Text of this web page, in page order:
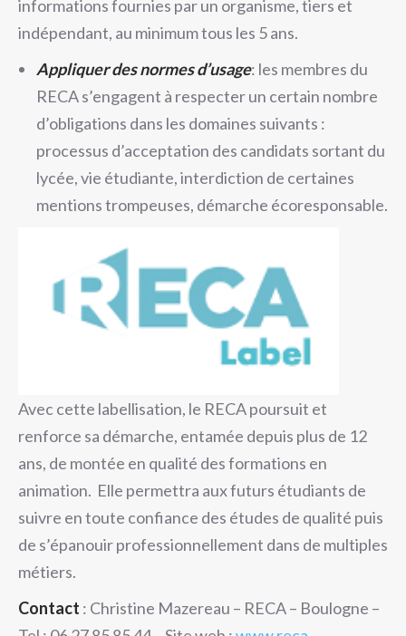
informations fournies par un organisme, tiers et
indépendant, au minimum tous les 5 ans.
Appliquer des normes d’usage: les membres du
RECA s’engagent à respecter un certain nombre
d’obligations dans les domaines suivants :
processus d’acceptation des candidats sortant du
lycée, vie étudiante, interdiction de certaines
mentions trompeuses, démarche écoresponsable.
Avec cette labellisation, le RECA poursuit et
renforce sa démarche, entamée depuis plus de 12
ans, de montée en qualité des formations en
animation. Elle permettra aux futurs étudiants de
suivre en toute confiance des études de qualité puis
de s’épanouir professionnellement dans de multiples
métiers.
Contact : Christine Mazereau – RECA – Boulogne –